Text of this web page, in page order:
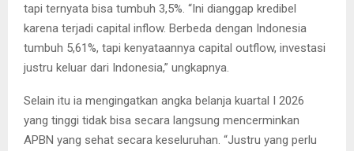
tapi ternyata bisa tumbuh 3,5%. “Ini dianggap kredibel
karena terjadi capital inflow. Berbeda dengan Indonesia
tumbuh 5,61%, tapi kenyataannya capital outflow, investasi
justru keluar dari Indonesia,” ungkapnya.
Selain itu ia mengingatkan angka belanja kuartal I 2026
yang tinggi tidak bisa secara langsung mencerminkan
APBN yang sehat secara keseluruhan. “Justru yang perlu